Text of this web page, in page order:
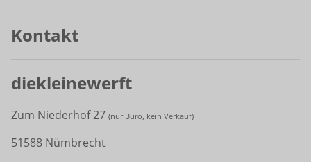
Kontakt
diekleinewerft
Zum Niederhof 27 (nur Büro, kein Verkauf)
51588 Nümbrecht